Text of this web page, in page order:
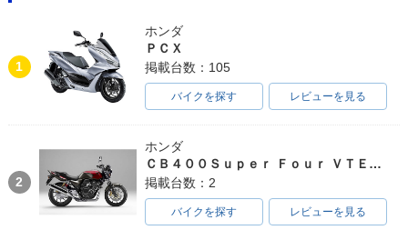
1
ホンダ
ＰＣＸ
掲載台数：105
バイクを探す レビューを見る
2
ホンダ
ＣＢ４００Ｓｕｐｅｒ Ｆｏｕｒ ＶＴＥＣ ＳＰＥＣ３
掲載台数：2
バイクを探す レビューを見る